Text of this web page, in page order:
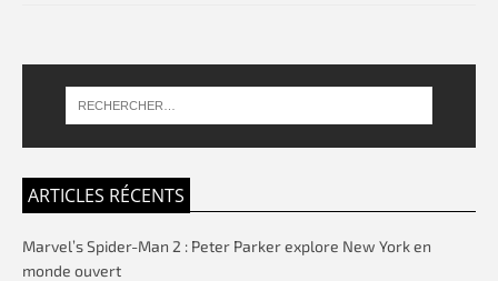
ARTICLES RÉCENTS
Marvel’s Spider-Man 2 : Peter Parker explore New York en
monde ouvert